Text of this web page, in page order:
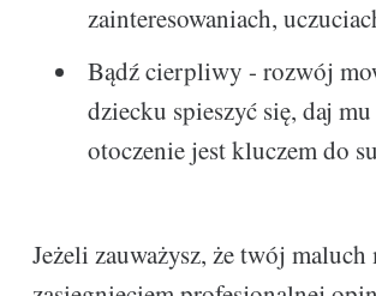
zainteresowaniach,
Bądź cierpliwy - rozwój
dziecku spieszyć się, daj
otoczenie jest kluczem do
Jeżeli zauważysz, że twój